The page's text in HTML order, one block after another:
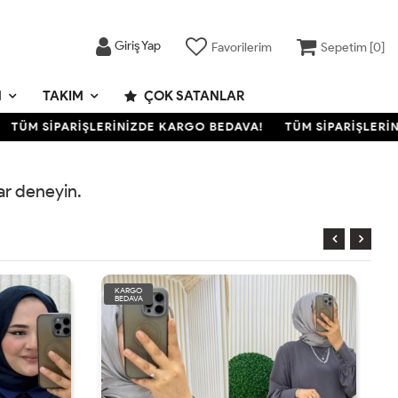
Giriş Yap Favorilerim Sepetim [0]
TAKIM ÇOK SATANLAR
TÜM SİPARİŞLERİNİZDE KARGO BEDAVA! TÜM
deneyin.
KARGO
BEDAVA